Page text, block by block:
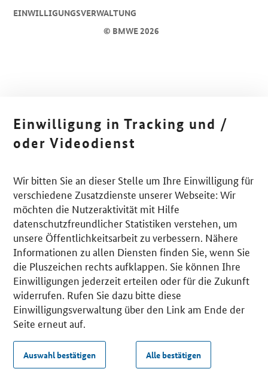
© BMWE 2026
EINWILLIGUNGSVERWALTUNG
Einwilligung in Tracking und /
oder Videodienst
Wir bitten Sie an dieser Stelle um Ihre Einwilligung für
verschiedene Zusatzdienste unserer Webseite: Wir
möchten die Nutzeraktivität mit Hilfe
datenschutzfreundlicher Statistiken verstehen, um
unsere Öffentlichkeitsarbeit zu verbessern. Nähere
Informationen zu allen Diensten finden Sie, wenn Sie
die Pluszeichen rechts aufklappen. Sie können Ihre
Einwilligungen jederzeit erteilen oder für die Zukunft
widerrufen. Rufen Sie dazu bitte diese
Einwilligungsverwaltung über den Link am Ende der
Seite erneut auf.
Auswahl bestätigen Alle bestätigen